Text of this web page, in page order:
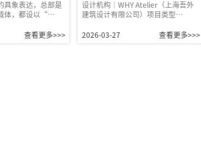
具象表达，总部是
体，都设以“…
查看更多>>>
设计机构｜WHY Atelier（上海吾外
建筑设计有限公司）项目类型…
2026-03-27 查看更多>>>